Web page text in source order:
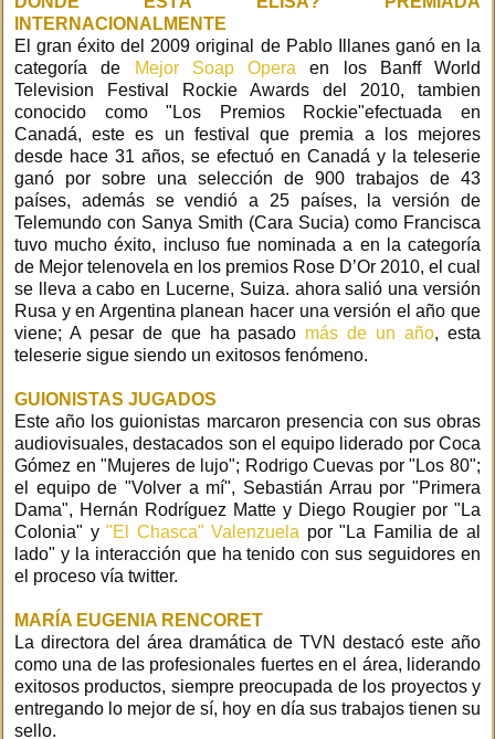
INTERNACIONALMENTE
El gran éxito del 2009 original de Pablo Illanes ganó en la
categoría de
Mejor Soap Opera en los Banff World
Television Festival Rockie Awards del 2010, tambien
conocido como "Los Premios Rockie"efectuada en
Canadá, este es un festival que premia a los mejores
desde hace 31 años, se efectuó en Canadá y la teleserie
ganó por sobre una selección de 900 trabajos de 43
países, además se vendió a 25 países, la versión de
Telemundo con Sanya Smith (Cara Sucia) como Francisca
tuvo mucho éxito, incluso fue nominada a en la categoría
de Mejor telenovela en los premios Rose D’Or 2010, el cual
se lleva a cabo en Lucerne, Suiza. ahora salió una versión
Rusa y en Argentina planean hacer una versión el año que
viene; A pesar de que ha pasado más de un año, esta
teleserie sigue siendo un exitosos fenómeno.
GUIONISTAS JUGADOS
Este año los guionistas marcaron presencia con sus obras
audiovisuales, destacados son el equipo liderado por Coca
Gómez en "Mujeres de lujo"; Rodrigo Cuevas por "Los 80";
el equipo de "Volver a mí", Sebastián Arrau por "Primera
Dama", Hernán Rodríguez Matte y Diego Rougier por "La
Colonia" y"El Chasca" Valenzuela por "La Familia de al
lado" y la interacción que ha tenido con sus seguidores en
el proceso vía twitter.
MARÍA EUGENIA RENCORET
La directora del área dramática de TVN destacó este año
como una de las profesionales fuertes en el área, liderando
exitosos productos, siempre preocupada de los proyectos y
entregando lo mejor de sí, hoy en día sus trabajos tienen su
sello.